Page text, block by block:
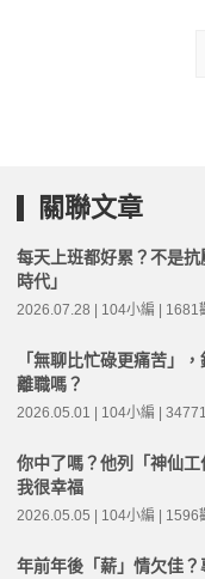
關聯文章
每天上班都好累？不是
時代」
2026.07.28 | 104小編 | 1681
「無聊比忙碌更痛苦」
離職嗎？
2026.05.01 | 104小編 |
你中了嗎？他列「神仙
我很幸福
2026.05.05 | 104小編 | 1596
年前年後「薪」情欠佳？